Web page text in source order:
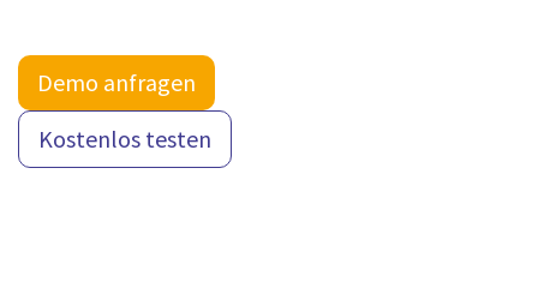
Demo anfragen
Kostenlos testen